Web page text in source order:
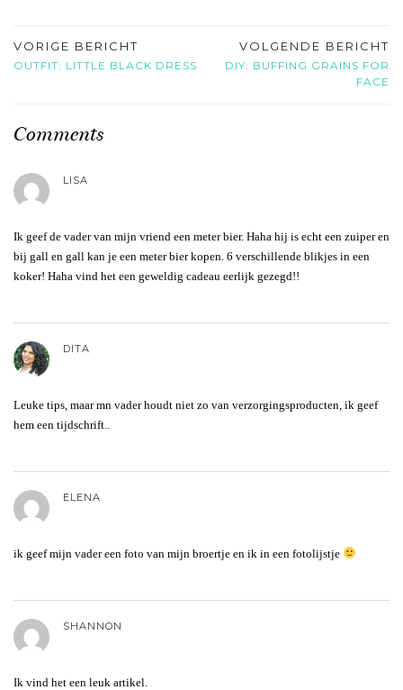
VORIGE BERICHT
OUTFIT: LITTLE BLACK DRESS
VOLGENDE BERICHT
DIY: BUFFING GRAINS FOR
FACE
Comments
LISA
Ik geef de vader van mijn vriend een meter bier. Haha hij is echt een zuiper en
bij gall en gall kan je een meter bier kopen. 6 verschillende blikjes in een
koker! Haha vind het een geweldig cadeau eerlijk gezegd!!
DITA
Leuke tips, maar mn vader houdt niet zo van verzorgingsproducten, ik geef
hem een tijdschrift..
ELENA
ik geef mijn vader een foto van mijn broertje en ik in een fotolijstje
SHANNON
Ik vind het een leuk artikel.